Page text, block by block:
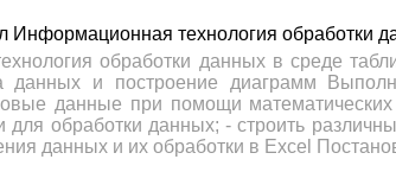
Информационная технология обработки
обработки данных в среде
данных и построение диаграмм
данные при помощи математических
для обработки данных; - строить
данных и их обработки в Excel